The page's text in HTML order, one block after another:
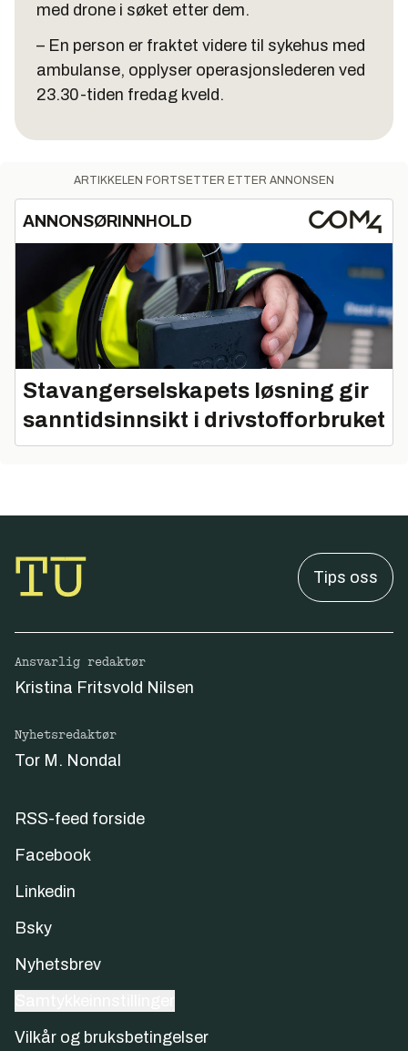
med drone i søket etter dem.
– En person er fraktet videre til sykehus med
ambulanse, opplyser operasjonslederen ved
23.30-tiden fredag kveld.
ARTIKKELEN FORTSETTER ETTER ANNONSEN
ANNONSØRINNHOLD
Stavangerselskapets løsning gir
sanntidsinnsikt i drivstofforbruket
Tips oss
Ansvarlig redaktør
Kristina Fritsvold Nilsen
Nyhetsredaktør
Tor M. Nondal
RSS-feed forside
Facebook
Linkedin
Bsky
Nyhetsbrev
Vilkår og bruksbetingelser